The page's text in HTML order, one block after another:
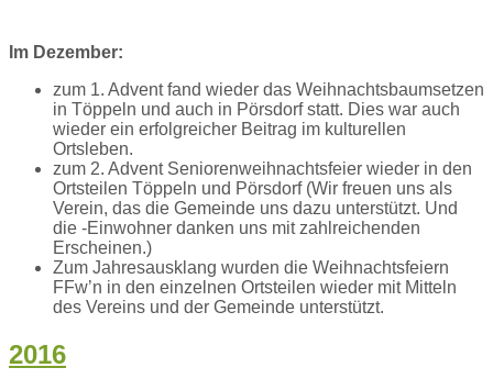
Im Dezember:
zum 1. Advent fand wieder das Weihnachtsbaumsetzen
in Töppeln und auch in Pörsdorf statt. Dies war auch
wieder ein erfolgreicher Beitrag im kulturellen
Ortsleben.
zum 2. Advent Seniorenweihnachtsfeier wieder in den
Ortsteilen Töppeln und Pörsdorf (Wir freuen uns als
Verein, das die Gemeinde uns dazu unterstützt. Und
die -Einwohner danken uns mit zahlreichenden
Erscheinen.)
Zum Jahresausklang wurden die Weihnachtsfeiern
FFw’n in den einzelnen Ortsteilen wieder mit Mitteln
des Vereins und der Gemeinde unterstützt.
2016